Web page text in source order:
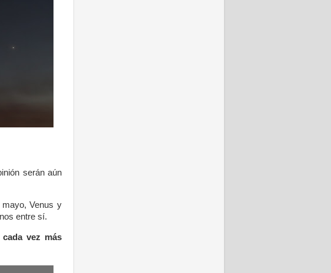
serán aún
Venus y
entre sí.
vez más